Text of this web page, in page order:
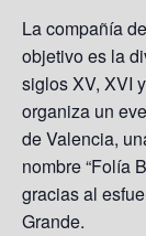
La compañía
objetivo es la
siglos XV, XVI
organiza un
de Valencia,
nombre “Folía
gracias al
Grande.